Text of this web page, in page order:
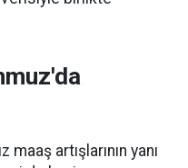
artışlarının yanı